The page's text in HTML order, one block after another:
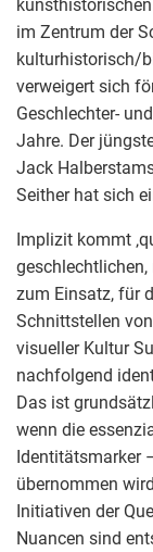
im Zentrum der
kulturhistorisch/
verweigert sich
Geschlechter-
Jahre. Der
Jack
Seither hat sich
Implizit kommt
zum Einsatz, für
Schnittstellen
visueller Kultur
nachfolgend
Das ist
wenn die
Identitätsmarker
übernommen
Initiativen der
Nuancen sind